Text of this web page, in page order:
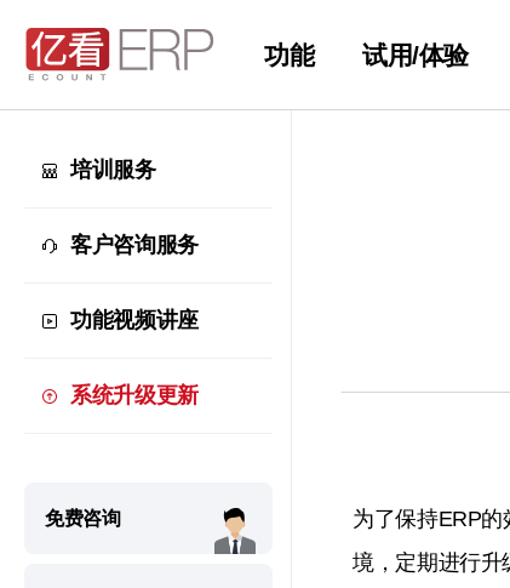
功能 试用/体验
培训服务
客户咨询服务
功能视频讲座
系统升级更新
免费咨询
为了保持ERP
境，定期进行升